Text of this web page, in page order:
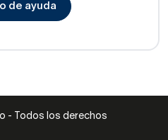
de ayuda
- Todos los derechos